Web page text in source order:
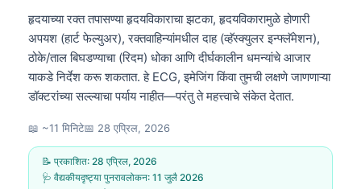
हृदयाच्या रक्त तपासण्या हृदयविकाराचा झटका, हृदयविकारामुळे होणारी
अपयश (हार्ट फेल्युअर), रक्तवाहिन्यांमधील दाह (व्हॅस्क्युलर इन्फ्लॅमेशन),
ठोके/ताल बिघडण्याचा (रिदम) धोका आणि दीर्घकालीन धमन्यांचे आजार
याकडे निर्देश करू शकतात. हे ECG, इमेजिंग किंवा तुमची लक्षणे जाणणाऱ्या
डॉक्टरांच्या सल्ल्याचा पर्याय नाहीत—परंतु ते महत्त्वाचे संकेत देतात.
📖 ~11 मिनिटे📅 28 एप्रिल, 2026
📝 प्रकाशित: 28 एप्रिल, 2026
🩺 वैद्यकीयदृष्ट्या पुनरावलोकन: 11 जुलै 2026